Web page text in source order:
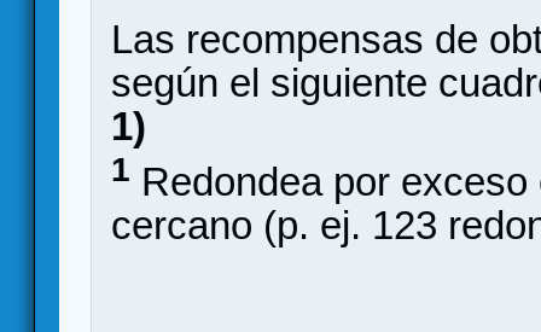
Las recompensas de
según el siguiente
1)
1 Redondea por
cercano (p. ej. 123